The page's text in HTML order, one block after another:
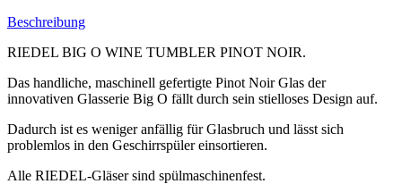
Beschreibung
RIEDEL BIG O WINE TUMBLER PINOT NOIR.
Das handliche, maschinell gefertigte Pinot Noir Glas der
innovativen Glasserie Big O fällt durch sein stielloses Design auf.
Dadurch ist es weniger anfällig für Glasbruch und lässt sich
problemlos in den Geschirrspüler einsortieren.
Alle RIEDEL-Gläser sind spülmaschinenfest.